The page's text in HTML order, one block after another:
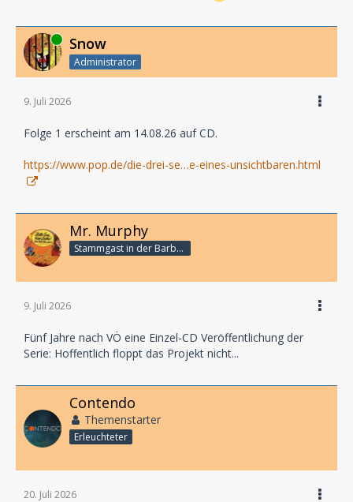
Online Snow
Administrator
9. Juli 2026
Folge 1 erscheint am 14.08.26 auf CD.
https://www.pop.de/die-drei-se…e-eines-unsichtbaren.html
Mr. Murphy
Stammgast in der Barbarabar
9. Juli 2026
Fünf Jahre nach VÖ eine Einzel-CD Veröffentlichung der
Serie: Hoffentlich floppt das Projekt nicht...
Contendo
Themenstarter
Erleuchteter
20. Juli 2026